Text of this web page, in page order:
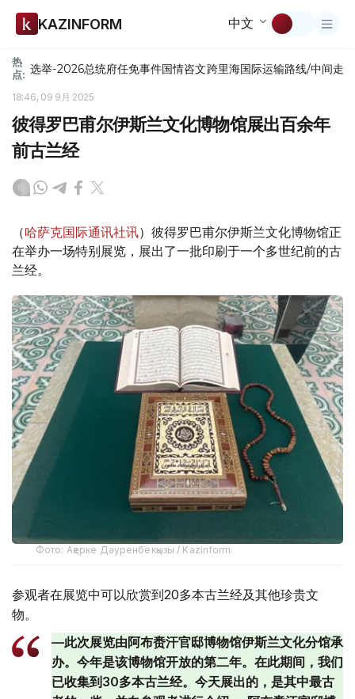
KAZINFORM 中文
热
点: 选举-2026总统府任免事件国情咨文跨里海国际运输路线/中间走廊
18:46, 09 9月 2025
彼得罗巴甫尔伊斯兰文化博物馆展出百余年
前古兰经
（哈萨克国际通讯社讯）彼得罗巴甫尔伊斯兰文化博物馆正
在举办一场特别展览，展出了一批印刷于一个多世纪前的古
兰经。
Фото: Ақерке Дәуренбекқызы / Kazinform
参观者在展览中可以欣赏到20多本古兰经及其他珍贵文
物。
—此次展览由阿布赉汗官邸博物馆伊斯兰文化分馆承
办。今年是该博物馆开放的第二年。在此期间，我们
已收集到30多本古兰经。今天展出的，是其中最古